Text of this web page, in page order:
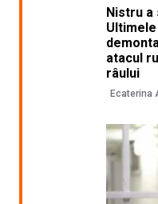
Nistru a
atacul
râului
Ecaterina